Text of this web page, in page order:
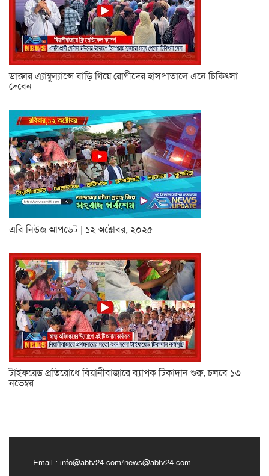
ডাক্তার এ্যাম্বুল্যান্সে বাড়ি গিয়ে রোগীদের হাসপাতালে এনে চিকিৎসা
দেবেন
এবি নিউজ আপডেট | ১২ অক্টোবর, ২০২৫
টাইফয়েড প্রতিরোধে বিয়ানীবাজারে ব্যাপক টিকাদান শুরু, চলবে ১৩
নভেম্বর
Email : info@abtv24.com/news@abtv24.com